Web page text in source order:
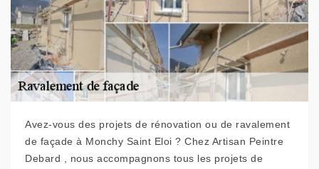
Avez-vous des projets de rénovation ou de ravalement
de façade à Monchy Saint Eloi ? Chez Artisan Peintre
Debard , nous accompagnons tous les projets de